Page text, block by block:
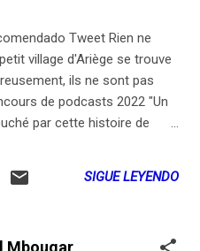
Tweet Rien ne
village d'Ariège se trouve
ils ne sont pas
de podcasts 2022 "Un
par cette histoire de
de podcasts des
SIGUE LEYENDO
Mbougar